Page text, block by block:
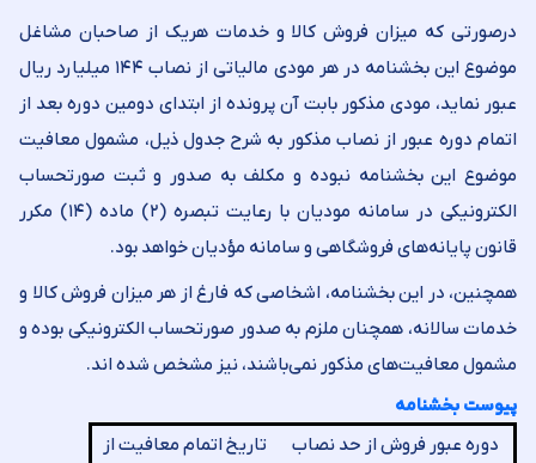
درصورتی که ميزان فروش كالا و خدمات هریک از صاحبان مشاغل
موضوع این بخشنامه در هر مودی مالیاتی از نصاب ۱۴۴ میلیارد ريال
عبور نماید، مودی مذکور بابت آن پرونده از ابتدای دومین دوره بعد از
اتمام دوره عبور از نصاب مذکور به شرح جدول ذیل، مشمول معافیت
موضوع این بخشنامه نبوده و مکلف به صدور و ثبت صورتحساب
الکترونیکی در سامانه مودیان با رعایت تبصره (۲) ماده (۱۴) مکرر
قانون پایانه‌های فروشگاهی و سامانه مؤدیان خواهد بود.
همچنین، در این بخشنامه، اشخاصی که فارغ از هر میزان فروش کالا و
خدمات سالانه، همچنان ملزم به صدور صورتحساب الکترونیکی بوده و
مشمول معافیت‌های مذکور نمی‌باشند، نیز مشخص شده اند.
پیوست بخشنامه
دوره عبور فروش از حد نصاب
تاریخ اتمام معافیت از